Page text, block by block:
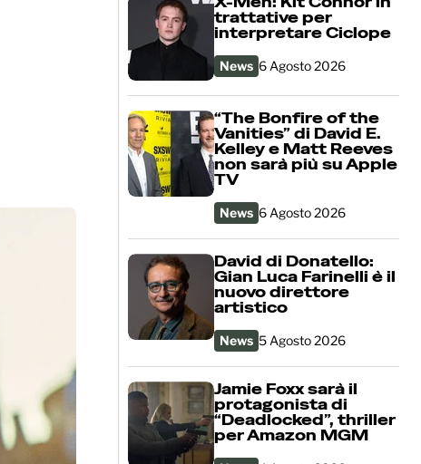
trattative per
interpretare Ciclope
News 6 Agosto 2026
“The Bonfire of the
Vanities” di David E.
Kelley e Matt Reeves
non sarà più su Apple
TV
News 6 Agosto 2026
David di Donatello:
Gian Luca Farinelli è il
nuovo direttore
artistico
News 5 Agosto 2026
Jamie Foxx sarà il
protagonista di
“Deadlocked”, thriller
per Amazon MGM